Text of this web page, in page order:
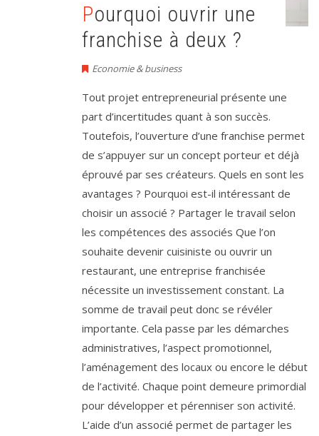
Pourquoi ouvrir une
franchise à deux ?
Economie & business
Tout projet entrepreneurial présente une
part d’incertitudes quant à son succès.
Toutefois, l’ouverture d’une franchise permet
de s’appuyer sur un concept porteur et déjà
éprouvé par ses créateurs. Quels en sont les
avantages ? Pourquoi est-il intéressant de
choisir un associé ? Partager le travail selon
les compétences des associés Que l’on
souhaite devenir cuisiniste ou ouvrir un
restaurant, une entreprise franchisée
nécessite un investissement constant. La
somme de travail peut donc se révéler
importante. Cela passe par les démarches
administratives, l’aspect promotionnel,
l’aménagement des locaux ou encore le début
de l’activité. Chaque point demeure primordial
pour développer et pérenniser son activité.
L’aide d’un associé permet de partager les